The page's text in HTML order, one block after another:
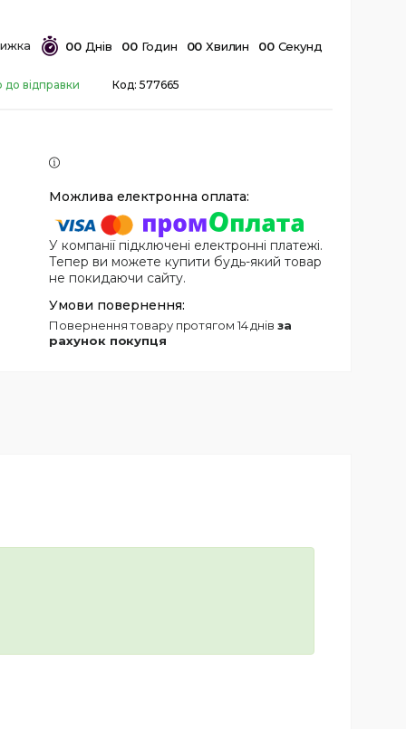
00 Днів 00 Годин 00 Хвилин 00 Секунд
до відправки Код: 577665
У компанії підключені електронні платежі.
Тепер ви можете купити будь-який товар
не покидаючи сайту.
повернення товару протягом 14 днів за
рахунок покупця